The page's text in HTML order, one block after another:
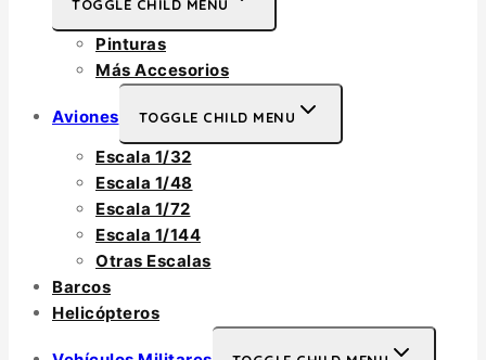
TOGGLE CHILD MENU
Pinturas
Más Accesorios
Aviones TOGGLE CHILD MENU
Escala 1/32
Escala 1/48
Escala 1/72
Escala 1/144
Otras Escalas
Barcos
Helicópteros